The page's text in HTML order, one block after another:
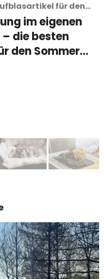
für den
im eigenen
die besten
den Sommer